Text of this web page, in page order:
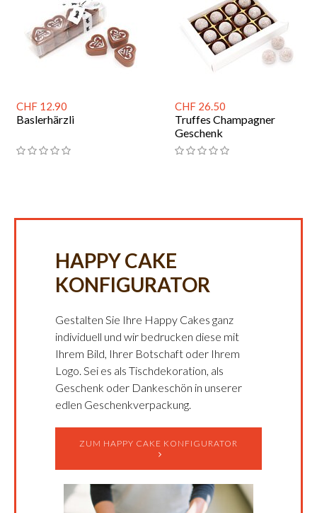
CHF 12.90
Baslerhärzli
CHF 26.50
Truffes Champagner
Geschenk
HAPPY CAKE
KONFIGURATOR
Gestalten Sie Ihre Happy Cakes ganz
individuell und wir bedrucken diese mit
Ihrem Bild, Ihrer Botschaft oder Ihrem
Logo. Sei es als Tischdekoration, als
Geschenk oder Dankeschön in unserer
edlen Geschenkverpackung.
ZUM HAPPY CAKE KONFIGURATOR